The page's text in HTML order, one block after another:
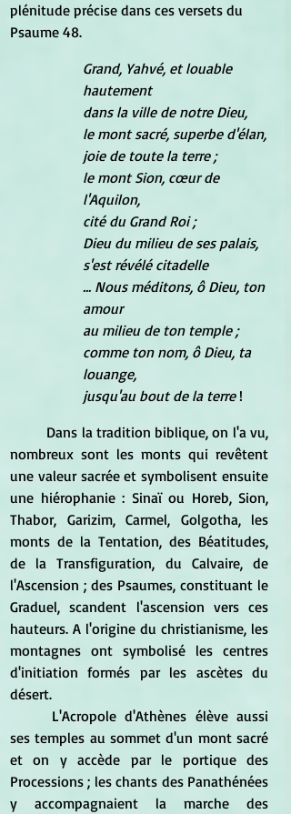
plénitude précise dans ces versets du
Psaume 48.
Grand, Yahvé, et louable
hautement
dans la ville de notre Dieu,
le mont sacré, superbe d'élan,
joie de toute la terre ;
le mont Sion, cœur de
l'Aquilon,
cité du Grand Roi ;
Dieu du milieu de ses palais,
s'est révélé citadelle
... Nous méditons, ô Dieu, ton
amour
au milieu de ton temple ;
comme ton nom, ô Dieu, ta
louange,
jusqu'au bout de la terre !
nombreux sont les monts qui revêtent
une valeur sacrée et symbolisent ensuite
une hiérophanie : Sinaï ou Horeb, Sion,
Thabor, Garizim, Carmel, Golgotha, les
monts de la Tentation, des Béatitudes,
de la Transfiguration, du Calvaire, de
l'Ascension ; des Psaumes, constituant le
Graduel, scandent l'ascension vers ces
hauteurs. A l'origine du christianisme, les
montagnes ont symbolisé les centres
d'initiation formés par les ascètes du
désert.
ses temples au sommet d'un mont sacré
et on y accède par le portique des
Processions ; les chants des Panathénées
y accompagnaient la marche des